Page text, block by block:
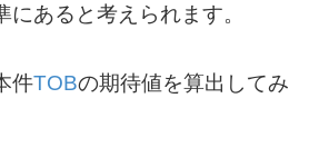
にあると考えられます。
件TOBの期待値を算出してみ